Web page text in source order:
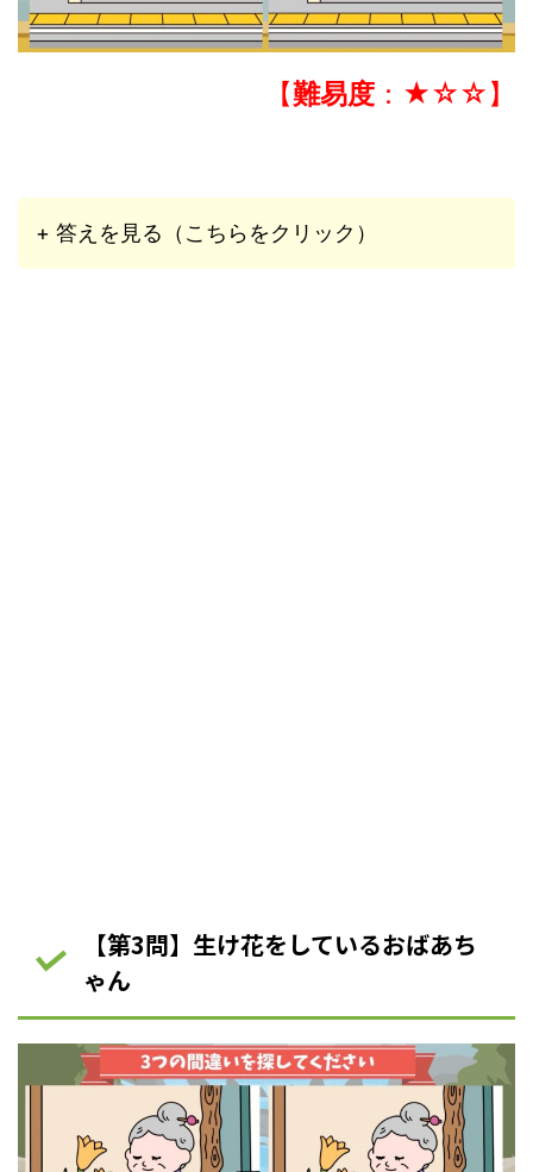
【難易度 ：★☆☆】
+ 答えを見る（こちらをクリック）
【第3問】生け花をしているおばあち
ゃん